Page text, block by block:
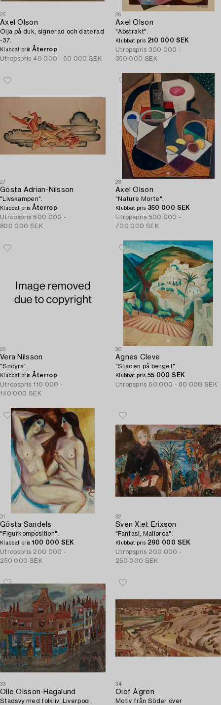
25
Axel Olson
Olja på duk, signerad och daterad
-37.
Klubbat pris Återrop
Utropspris 40 000 - 50 000 SEK
26
Axel Olson
"Abstrakt".
Klubbat pris 210 000 SEK
Utropspris 300 000 -
350 000 SEK
27
Gösta Adrian-Nilsson
"Livskampen".
Klubbat pris Återrop
Utropspris 600 000 -
800 000 SEK
28
Axel Olson
"Nature Morte".
Klubbat pris 350 000 SEK
Utropspris 500 000 -
700 000 SEK
29
Vera Nilsson
"Snöyra".
Klubbat pris Återrop
Utropspris 110 000 -
140 000 SEK
30
Agnes Cleve
"Staden på berget".
Klubbat pris 55 000 SEK
Utropspris 60 000 - 80 000 SEK
31
Gösta Sandels
"Figurkomposition".
Klubbat pris 100 000 SEK
Utropspris 200 000 -
250 000 SEK
32
Sven X:et Erixson
"Fantasi, Mallorca".
Klubbat pris 290 000 SEK
Utropspris 200 000 -
250 000 SEK
33
Olle Olsson-Hagalund
Stadsvy med folkliv, Liverpool,
34
Olof Ågren
Motiv från Söder över